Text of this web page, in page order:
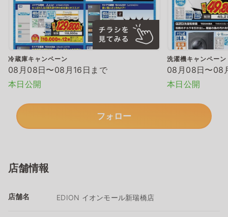
冷蔵庫キャンペーン
08月08日〜08月16日まで
本日公開
洗濯機キャンペーン
08月08日〜08
本日公開
フォロー
店舗情報
店舗名 EDION イオンモール新瑞橋店